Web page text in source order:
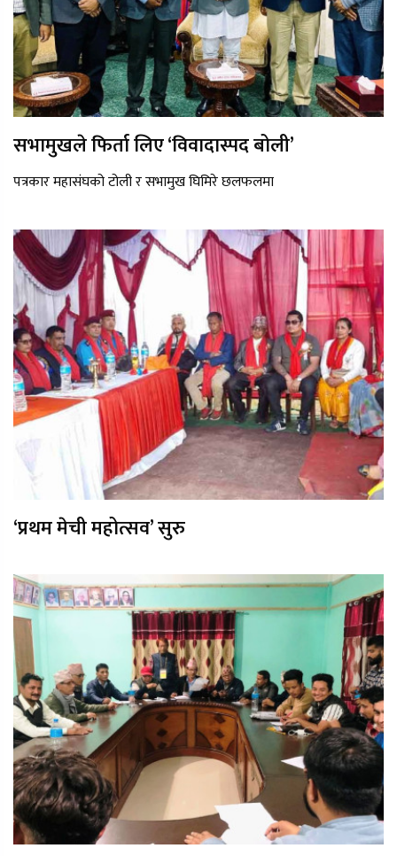
सभामुखले फिर्ता लिए ‘विवादास्पद बोली’
पत्रकार महासंघको टोली र सभामुख घिमिरे छलफलमा
‘प्रथम मेची महोत्सव’ सुरु